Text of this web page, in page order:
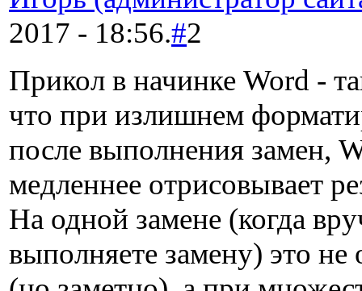
2017 - 18:56.#2
Прикол в начинке Word -
что при излишнем
после выполнения замен,
медленнее отрисовывает
На одной замене (когда
выполняете замену) это не